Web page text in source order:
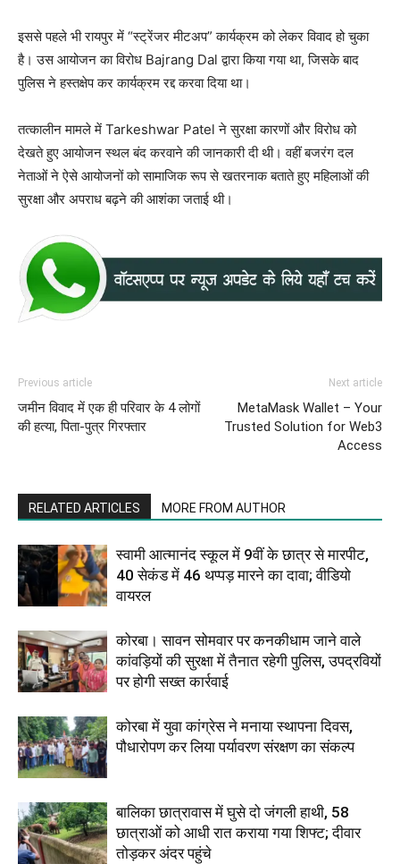
इससे पहले भी रायपुर में “स्ट्रेंजर मीटअप” कार्यक्रम को लेकर विवाद हो चुका
है। उस आयोजन का विरोध Bajrang Dal द्वारा किया गया था, जिसके बाद
पुलिस ने हस्तक्षेप कर कार्यक्रम रद्द करवा दिया था।
तत्कालीन मामले में Tarkeshwar Patel ने सुरक्षा कारणों और विरोध को
देखते हुए आयोजन स्थल बंद करवाने की जानकारी दी थी। वहीं बजरंग दल
नेताओं ने ऐसे आयोजनों को सामाजिक रूप से खतरनाक बताते हुए महिलाओं की
सुरक्षा और अपराध बढ़ने की आशंका जताई थी।
Previous article
जमीन विवाद में एक ही परिवार के 4 लोगों
की हत्या, पिता-पुत्र गिरफ्तार
Next article
MetaMask Wallet – Your
Trusted Solution for Web3
Access
RELATED ARTICLES MORE FROM AUTHOR
स्वामी आत्मानंद स्कूल में 9वीं के छात्र से मारपीट,
40 सेकंड में 46 थप्पड़ मारने का दावा; वीडियो
वायरल
कोरबा। सावन सोमवार पर कनकीधाम जाने वाले
कांवड़ियों की सुरक्षा में तैनात रहेगी पुलिस, उपद्रवियों
पर होगी सख्त कार्रवाई
कोरबा में युवा कांग्रेस ने मनाया स्थापना दिवस,
पौधारोपण कर लिया पर्यावरण संरक्षण का संकल्प
बालिका छात्रावास में घुसे दो जंगली हाथी, 58
छात्राओं को आधी रात कराया गया शिफ्ट; दीवार
तोड़कर अंदर पहुंचे